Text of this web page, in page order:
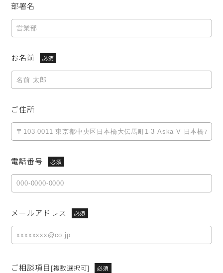
部署名
お名前 必須
ご住所
電話番号 必須
メールアドレス 必須
ご相談項目 [複数選択可] 必須